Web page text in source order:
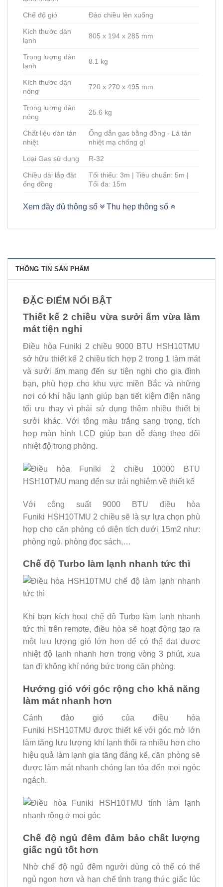
Chế độ gió Đảo chiều lên xuống
Kích thước dàn
lạnh
805 x 194 x 285 mm
Trọng lượng dàn
lạnh
8.1 kg
Kích thước dàn
nóng
720 x 270 x 495 mm
Trọng lượng dàn
nóng
25.6 kg
Chất liệu dàn tản
nhiệt
Ống dẫn gas bằng đồng - Lá tản
nhiệt mạ chống gỉ
Loại Gas sử dụng R-32
Chiều dài lắp đặt
ống đồng
Tối thiểu: 3m | Tiêu chuẩn: 5m |
Tối đa: 15m
Xem đầy đủ thông số Thu hẹp thông số
THÔNG TIN SẢN PHẨM
ĐẶC ĐIỂM NỔI BẬT
Thiết kế 2 chiều vừa sưởi ấm vừa làm
mát tiện nghi
Điều hòa Funiki 2 chiều 9000 BTU HSH10TMU
sở hữu thiết kế 2 chiều tích hợp 2 trong 1 làm mát
và sưởi ấm mang đến sự tiện nghi cho gia đình
bạn, phù hợp cho khu vực miền Bắc và những
nơi có khí hậu lạnh giúp bạn tiết kiệm điện năng
tối ưu thay vì phải sử dụng thêm nhiều thiết bị
sưởi khác. Với tông màu trắng sang trọng, tích
hợp màn hình LCD giúp bạn dễ dàng theo dõi
nhiệt độ trong phòng.
Với công suất 9000 BTU điều hòa
Funiki HSH10TMU 2 chiều sẽ là sự lựa chọn phù
hợp cho căn phòng có diện tích dưới 15m2 như:
phòng ngủ, phòng đọc sách,…
Chế độ Turbo làm lạnh nhanh tức thì
Khi bạn kích hoạt chế độ Turbo làm lạnh nhanh
tức thì trên remote, điều hòa sẽ hoạt động tạo ra
một lưu lượng gió lớn hơn để có thể đạt được
nhiệt độ lạnh nhanh hơn trong vòng 3 phút, xua
tan đi không khí nóng bức trong căn phòng.
Hướng gió với góc rộng cho khả năng
làm mát nhanh hơn
Cánh đảo gió của điều hòa
Funiki HSH10TMU được thiết kế với góc mở lớn
làm tăng lưu lượng khí lạnh thổi ra nhiều hơn cho
hiệu quả làm lạnh gia tăng đáng kể, căn phòng sẽ
được làm mát nhanh chóng lan tỏa đến mọi ngóc
ngách.
Chế độ ngủ đêm đảm bảo chất lượng
giấc ngủ tốt hơn
Nhờ chế độ ngủ đêm người dùng có thể có thể
ngủ ngon hơn và hạn chế tình trạng thức giấc lúc